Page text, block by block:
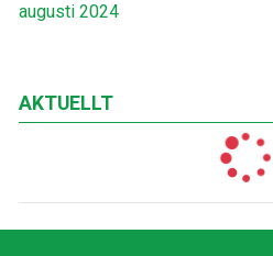
augusti 2024
AKTUELLT